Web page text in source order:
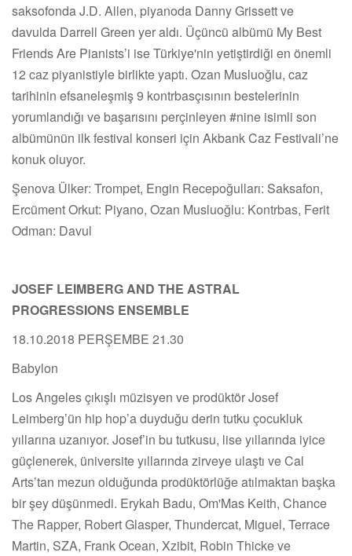
saksofonda J.D. Allen, piyanoda Danny Grissett ve
davulda Darrell Green yer aldı. Üçüncü albümü My Best
Friends Are Pianists’i ise Türkiye'nin yetiştirdiği en önemli
12 caz piyanistiyle birlikte yaptı. Ozan Musluoğlu, caz
tarihinin efsaneleşmiş 9 kontrbasçısının bestelerinin
yorumlandığı ve başarısını perçinleyen #nine isimli son
albümünün ilk festival konseri için Akbank Caz Festivali’ne
konuk oluyor.
Şenova Ülker: Trompet, Engin Recepoğulları: Saksafon,
Ercüment Orkut: Piyano, Ozan Musluoğlu: Kontrbas, Ferit
Odman: Davul
JOSEF LEIMBERG AND THE ASTRAL
PROGRESSIONS ENSEMBLE
18.10.2018 PERŞEMBE 21.30
Babylon
Los Angeles çıkışlı müzisyen ve prodüktör Josef
Leimberg’ün hip hop’a duyduğu derin tutku çocukluk
yıllarına uzanıyor. Josef’in bu tutkusu, lise yıllarında iyice
güçlenerek, üniversite yıllarında zirveye ulaştı ve Cal
Arts’tan mezun olduğunda prodüktörlüğe atılmaktan başka
bir şey düşünmedi. Erykah Badu, Om'Mas Keith, Chance
The Rapper, Robert Glasper, Thundercat, Miguel, Terrace
Martin, SZA, Frank Ocean, Xzibit, Robin Thicke ve